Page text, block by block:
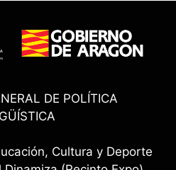
DE POLÍTICA
Cultura y Deporte